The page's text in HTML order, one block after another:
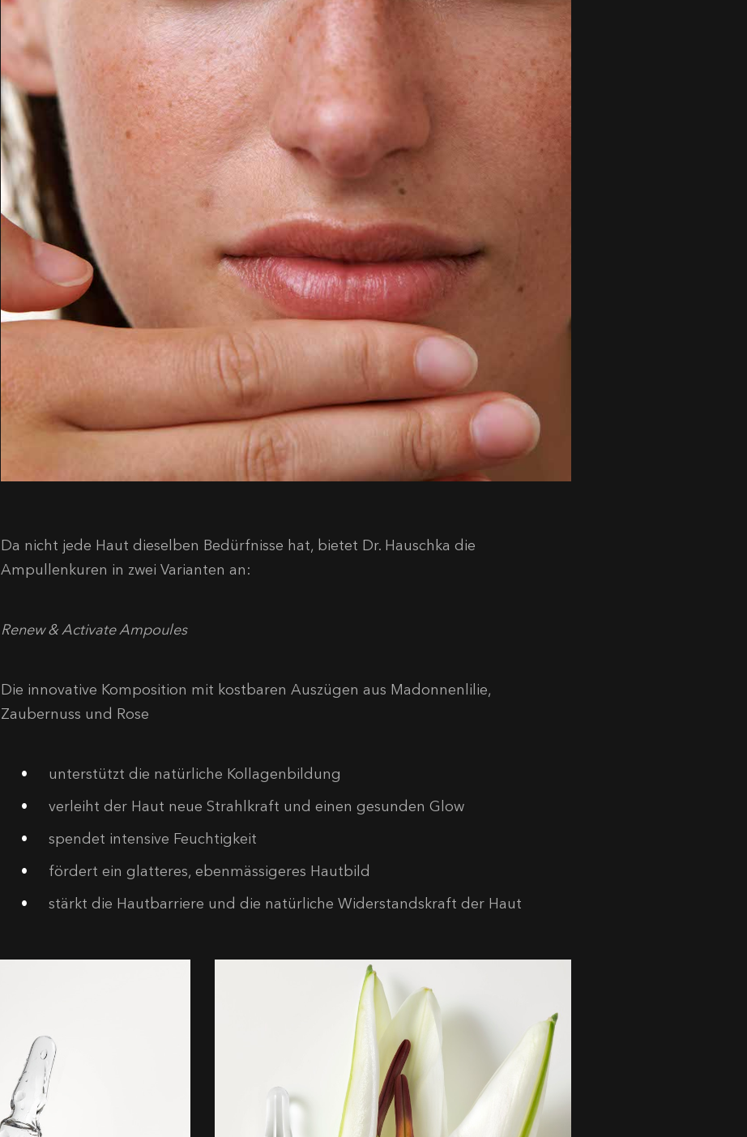
Da nicht jede Haut dieselben Bedürfnisse hat, bietet Dr. Hauschka die
Ampullenkuren in zwei Varianten an:
Renew & Activate Ampoules
Die innovative Komposition mit kostbaren Auszügen aus Madonnenlilie,
Zaubernuss und Rose
unterstützt die natürliche Kollagenbildung
verleiht der Haut neue Strahlkraft und einen gesunden Glow
spendet intensive Feuchtigkeit
fördert ein glatteres, ebenmässigeres Hautbild
stärkt die Hautbarriere und die natürliche Widerstandskraft der Haut